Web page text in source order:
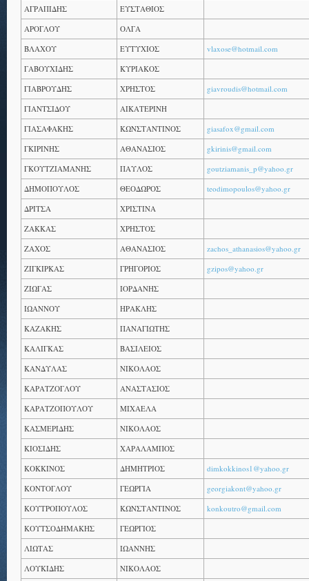
ΑΓΡΑΠΙΔΗΣ
ΕΥΣΤΑΘΙΟΣ
ΑΡΟΓΛΟΥ
ΟΛΓΑ
ΒΛΑΧΟΥ
ΕΥΤΥΧΙΟΣ
vlaxose@hotmail.com
ΓΑΒΟΥΧΙΔΗΣ
ΚΥΡΙΑΚΟΣ
ΓΙΑΒΡΟΥΔΗΣ
ΧΡΗΣΤΟΣ
giavroudis@hotmail.com
ΓΙΑΝΤΣΙΔΟΥ
ΑΙΚΑΤΕΡΙΝΗ
ΓΙΑΣΑΦΑΚΗΣ
ΚΩΝΣΤΑΝΤΙΝΟΣ
giasafox@gmail.com
ΓΚΙΡΙΝΗΣ
ΑΘΑΝΑΣΙΟΣ
gkirinis@gmail.com
ΓΚΟΥΤΖΙΑΜΑΝΗΣ
ΠΑΥΛΟΣ
goutziamanis_p@yahoo.gr
ΔΗΜΟΠΟΥΛΟΣ
ΘΕΟΔΩΡΟΣ
teodimopoulos@yahoo.gr
ΔΡΙΤΣΑ
ΧΡΙΣΤΙΝΑ
ΖΑΚΚΑΣ
ΧΡΗΣΤΟΣ
ΖΑΧΟΣ
ΑΘΑΝΑΣΙΟΣ
zachos_athanasios@yahoo.gr
ΖΙΓΚΙΡΚΑΣ
ΓΡΗΓΟΡΙΟΣ
gzipos@yahoo.gr
ΖΙΩΓΑΣ
ΙΟΡΔΑΝΗΣ
ΙΩΑΝΝΟΥ
ΗΡΑΚΛΗΣ
ΚΑΖΑΚΗΣ
ΠΑΝΑΓΙΩΤΗΣ
ΚΑΛΙΓΚΑΣ
ΒΑΣΙΛΕΙΟΣ
ΚΑΝΔΥΛΑΣ
ΝΙΚΟΛΑΟΣ
ΚΑΡΑΤΖΟΓΛΟΥ
ΑΝΑΣΤΑΣΙΟΣ
ΚΑΡΑΤΖΟΠΟΥΛΟΥ
ΜΙΧΑΕΛΑ
ΚΑΣΜΕΡΙΔΗΣ
ΝΙΚΟΛΑΟΣ
ΚΙΟΣΙΔΗΣ
ΧΑΡΑΛΑΜΠΟΣ
ΚΟΚΚΙΝΟΣ
ΔΗΜΗΤΡΙΟΣ
dimkokkinos1@yahoo.gr
ΚΟΝΤΟΓΛΟΥ
ΓΕΩΡΓΙΑ
georgiakont@yahoo.gr
ΚΟΥΤΡΟΠΟΥΛΟΣ
ΚΩΝΣΤΑΝΤΙΝΟΣ
konkoutro@gmail.com
ΚΟΥΤΣΟΔΗΜΑΚΗΣ
ΓΕΩΡΓΙΟΣ
ΛΙΩΤΑΣ
ΙΩΑΝΝΗΣ
ΛΟΥΚΙΔΗΣ
ΝΙΚΟΛΑΟΣ